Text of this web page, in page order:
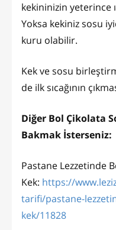
kekininizin yeterince
Yoksa kekiniz sosu
kuru olabilir.
Kek ve sosu
de ilk sıcağının
Diğer Bol Çikolata
Bakmak İsterseniz:
Pastane Lezzetinde
Kek: https://
tarifi/pastane-
kek/11828